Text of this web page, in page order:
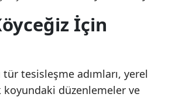
İçin
tesisleşme adımları, yerel
koyundaki düzenlemeler ve